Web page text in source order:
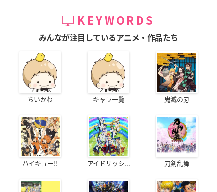
KEYWORDS
みんなが注目しているアニメ・作品たち
ちいかわ キャラ一覧 鬼滅の刃
ハイキュー!! アイドリッシ... 刀剣乱舞